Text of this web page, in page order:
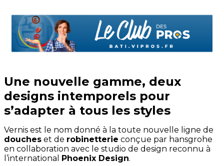
Une nouvelle gamme, deux
designs intemporels pour
s’adapter à tous les styles
Vernis est le nom donné à la toute nouvelle ligne de
douches et de robinetterie conçue par hansgrohe
en collaboration avec le studio de design reconnu à
l’international Phoenix Design.